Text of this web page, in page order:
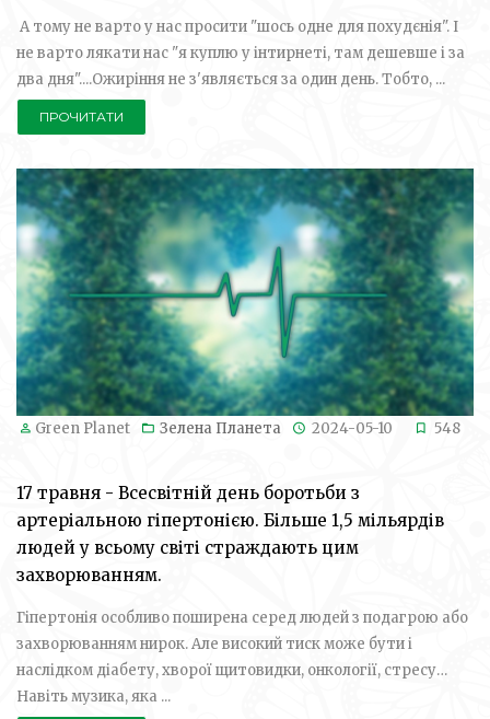
А тому не варто у нас просити "шось одне для похудєнія". І
не варто лякати нас "я куплю у інтирнеті, там дешевше і за
два дня"....Ожиріння не з'являється за один день. Тобто, ...
ПРОЧИТАТИ
Green Planet Зелена Планета 2024-05-10 548
17 травня - Всесвітній день боротьби з
артеріальною гіпертонією. Більше 1,5 мільярдів
людей у всьому світі страждають цим
захворюванням.
Гіпертонія особливо поширена серед людей з подагрою або
захворюванням нирок. Але високий тиск може бути і
наслідком діабету, хворої щитовидки, онкології, стресу…
Навіть музика, яка ...